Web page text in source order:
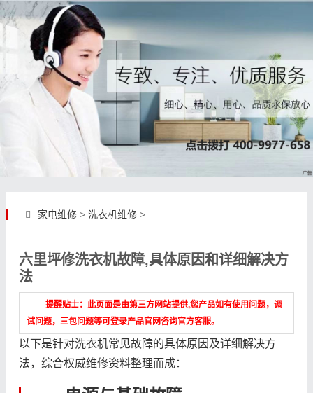
家电维修> 洗衣机维修>
六里坪修洗衣机故障,具体原因和详细解决方
法
提醒贴士：此页面是由第三方网站提供,您产品如有使用问题，调
试问题，三包问题等可登录产品官网咨询官方客服。
以下是针对洗衣机常见故障的具体原因及详细解决方
法，综合权威维修资料整理而成：